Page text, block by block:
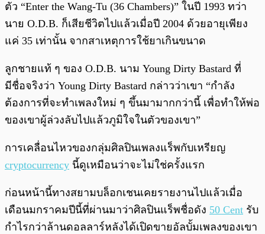
ตัว “Enter the Wang-Tu (36 Chambers)” ในปี 1993 ทว่า
นาย O.D.B. ก็เสียชีวิตไปแล้วเมื่อปี 2004 ด้วยอายุเพียง
แค่ 35 เท่านั้น จากสาเหตุการใช้ยาเกินขนาด
ลูกชายแท้ ๆ ของ O.D.B. นาม Young Dirty Bastard ที่
มีชื่อจริงว่า Young Dirty Bastard กล่าวว่าเขา “กำลัง
ต้องการที่จะทำเพลงใหม่ ๆ ขึ้นมามากกว่านี้ เพื่อทำให้พ่อ
ของเขาผู้ล่วงลับไปแล้วภูมิใจในตัวของเขา”
การเคลื่อนไหวของกลุ่มศิลปินเพลงแร็พกับเหรียญ
cryptocurrency นี้ดูเหมือนว่าจะไม่ใช่ครั้งแรก
ก่อนหน้านี้ทางสยามบล็อกเชนเคยรายงานไปแล้วเมื่อ
เดือนมกราคมปีนี้ที่ผ่านมาว่าศิลปินแร็พชื่อดัง 50 Cent รับ
กำไรกว่าล้านดอลลาร์หลังได้เปิดขายอัลบั้มเพลงของเขา